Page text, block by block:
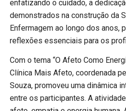
enfatizando o cuidado, a
demonstrados na construção da
Enfermagem ao longo dos anos,
reflexões essenciais para os
Com o tema “O Afeto Como
Clínica Mais Afeto, coordenada
Souza, promoveu uma dinâmica
entre os participantes. A